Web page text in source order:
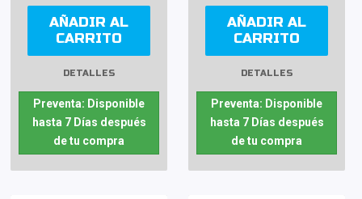
AÑADIR AL
CARRITO
DETALLES
Preventa: Disponible
hasta 7 Días después
de tu compra
AÑADIR AL
CARRITO
DETALLES
Preventa: Disponible
hasta 7 Días después
de tu compra